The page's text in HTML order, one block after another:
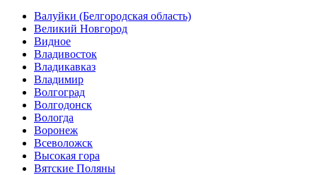
Валуйки (Белгородская область)
Великий Новгород
Видное
Владивосток
Владикавказ
Владимир
Волгоград
Волгодонск
Вологда
Воронеж
Всеволожск
Высокая гора
Вятские Поляны